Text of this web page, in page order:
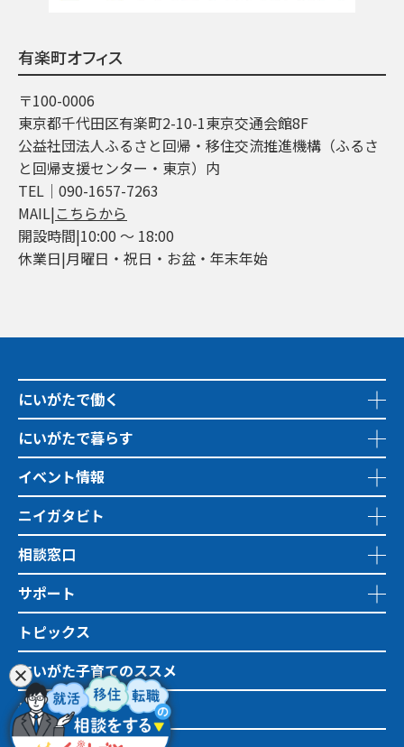
有楽町オフィス
〒100-0006
東京都千代田区有楽町2-10-1東京交通会館8F
公益社団法人ふるさと回帰・移住交流推進機構（ふるさ
と回帰支援センター・東京）内
TEL│090-1657-7263
MAIL|こちらから
開設時間|10:00 ～ 18:00
休業日|月曜日・祝日・お盆・年末年始
にいがたで働く
にいがたで暮らす
イベント情報
ニイガタビト
相談窓口
サポート
トピックス
にいがた子育てのススメ
地域おこし協力隊